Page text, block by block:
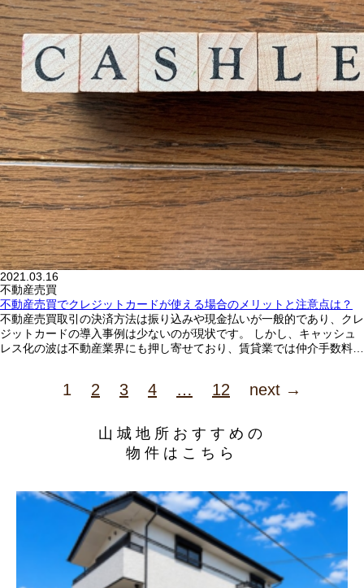
2021.03.16
不動産売買
不動産売買でクレジットカードが使える場合のメリットと注意点は？
不動産売買取引の決済方法は振り込みや現金払いが一般的であり、クレ
ジットカードの導入事例は少ないのが現状です。 しかし、キャッシュ
レス化の波は不動産業界にも押し寄せており、賃貸業では仲介手数料…
1 2 3 4 … 12 next →
山城地所おすすめの
物件はこちら